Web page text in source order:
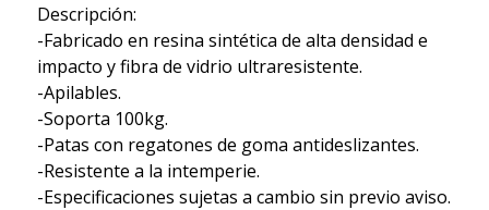
Descripción:
-Fabricado en resina sintética de alta densidad e
impacto y fibra de vidrio ultraresistente.
-Apilables.
-Soporta 100kg.
-Patas con regatones de goma antideslizantes.
-Resistente a la intemperie.
-Especificaciones sujetas a cambio sin previo aviso.